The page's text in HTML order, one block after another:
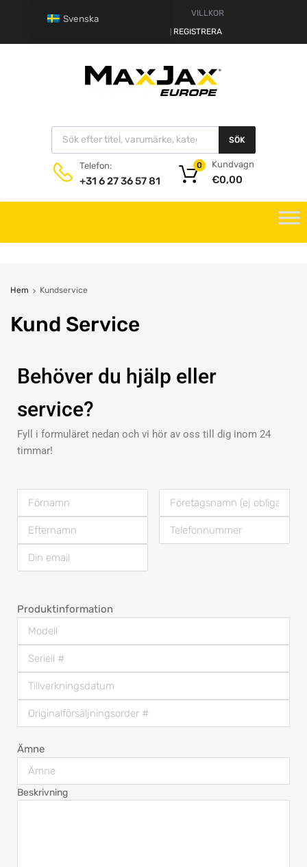
VILLKOR
REGISTRERA
SÖK
Telefon:
+31 6 27 36 57 81
Kundvagn
€0,00
0
Hem Kundservice
Kund Service
Behöver du hjälp eller
service?
Fyll i formuläret nedan och vi hör av oss till dig inom 24
timmar!
Produktinformation
Ämne
Beskrivning
Svenska